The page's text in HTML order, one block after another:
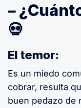
–
💀
El temor:
Es un miedo
cobrar, resulta
buen pedazo de